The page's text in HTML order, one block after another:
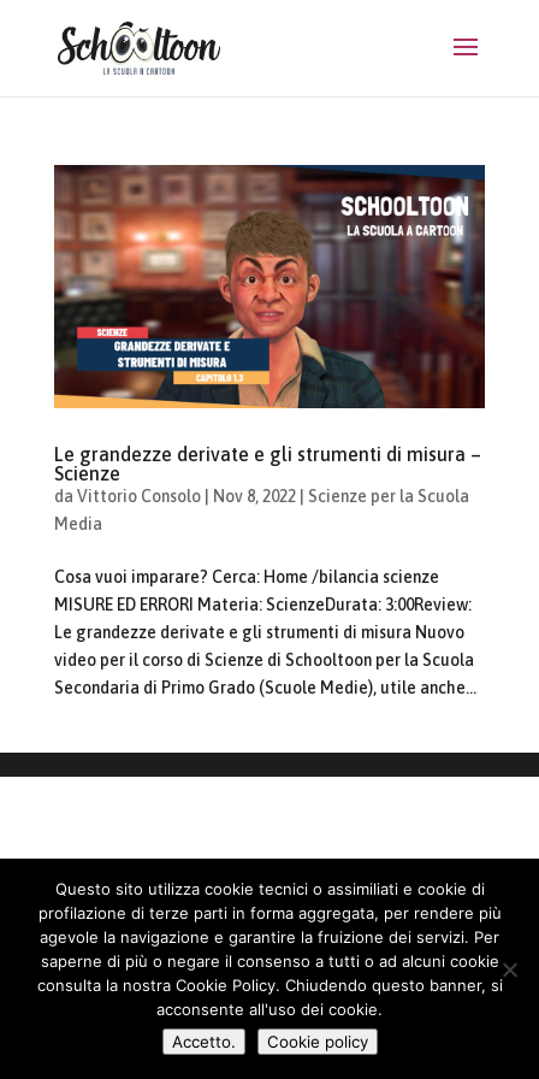
Le grandezze derivate e gli strumenti di misura –
Scienze
da Vittorio Consolo| Nov 8, 2022| Scienze per la Scuola
Media
Cosa vuoi imparare? Cerca: Home /bilancia scienze
MISURE ED ERRORI Materia: ScienzeDurata: 3:00Review:
Le grandezze derivate e gli strumenti di misura Nuovo
video per il corso di Scienze di Schooltoon per la Scuola
Secondaria di Primo Grado (Scuole Medie), utile anche...
Questo sito utilizza cookie tecnici o assimiliati e cookie di
profilazione di terze parti in forma aggregata, per rendere più
agevole la navigazione e garantire la fruizione dei servizi. Per
saperne di più o negare il consenso a tutti o ad alcuni cookie
consulta la nostra Cookie Policy. Chiudendo questo banner, si
acconsente all'uso dei cookie.
Accetto.
Cookie policy